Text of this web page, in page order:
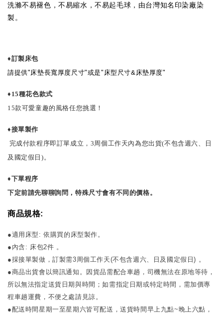
洗滌不易褪色，不易縮水，不易起毛球，由台灣知名印染廠染
製。
♦訂製床包
請提供"床墊長寬厚度尺寸"或是"床型尺寸&床墊厚度"
♦ 15種花色款式
15款可愛童趣的風格任您挑選！
♦接單製作
完成付款程序即訂單成立，3周個工作天內為您出貨(不包含週六、日
及國定假日)。
♦下單程序
下定前請先聊聊詢問，特殊尺寸會有不同的價格。
商品規格:
●適用床型: 依購買的床型製作。
●內含: 床包2件 。
●採接單製做，訂製需3周個工作天(不包含週六、日及國定假日) 。
●商品出貨會以簡訊通知。因貨品需配合車趟，司機無法在原地等待，
所以無法指定送貨日期與時間；如需指定日期或特定時間，需加價專
程車趟運費，不便之處請見諒。
●配送時間星期一至星期六皆可配送，送貨時間早上九點~晚上六點，